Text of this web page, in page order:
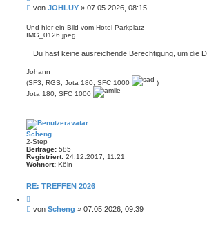
i
t
e
r
B
i
t
a
von JOHLUY » 07.05.2026, 08:15
Und hier ein Bild vom Hotel Parkplatz
IMG_0126.jpeg
Du hast keine ausreichende Berechtigung, um die
Johann
(SF3, RGS, Jota 180, SFC 1000
)
Jota 180; SFC 1000
Scheng
2-Step
Beiträge: 585
Registriert: 24.12.2017, 11:21
Wohnort: Köln
RE: TREFFEN 2026
i
t
Bvon Scheng » 07.05.2026, 09:39